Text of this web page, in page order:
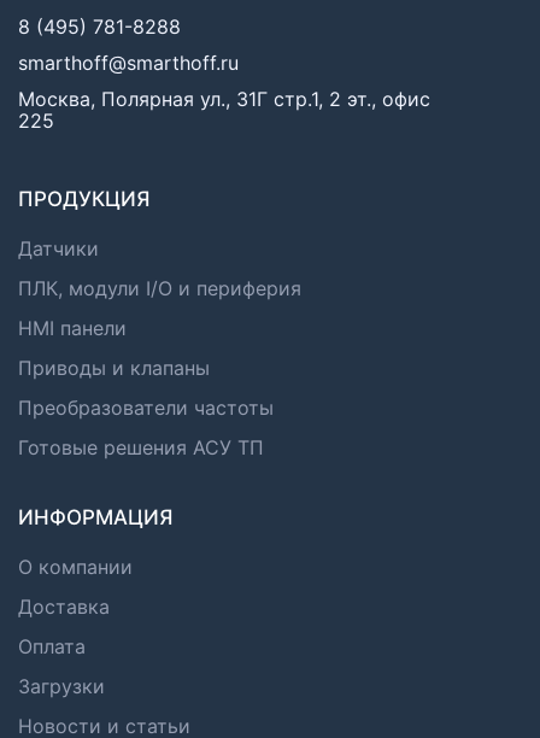
8 (495) 781-8288
smarthoff@smarthoff.ru
Москва, Полярная ул., 31Г стр.1, 2 эт., офис
225
ПРОДУКЦИЯ
Датчики
ПЛК, модули I/O и периферия
HMI панели
Приводы и клапаны
Преобразователи частоты
Готовые решения АСУ ТП
ИНФОРМАЦИЯ
О компании
Доставка
Оплата
Загрузки
Новости и статьи